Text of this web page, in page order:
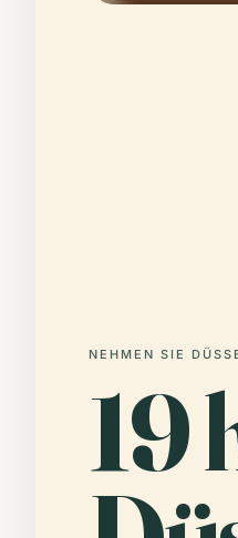
NEHMEN SIE
19